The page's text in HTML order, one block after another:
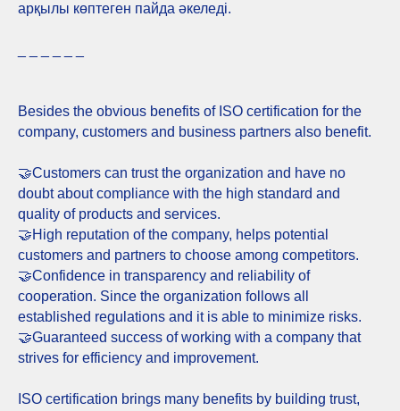
арқылы көптеген пайда әкеледі.
Besides the obvious benefits of ISO certification for the
company, customers and business partners also benefit.
🤝Customers can trust the organization and have no
doubt about compliance with the high standard and
quality of products and services.
🤝High reputation of the company, helps potential
customers and partners to choose among competitors.
🤝Confidence in transparency and reliability of
cooperation. Since the organization follows all
established regulations and it is able to minimize risks.
🤝Guaranteed success of working with a company that
strives for efficiency and improvement.
ISO certification brings many benefits by building trust,